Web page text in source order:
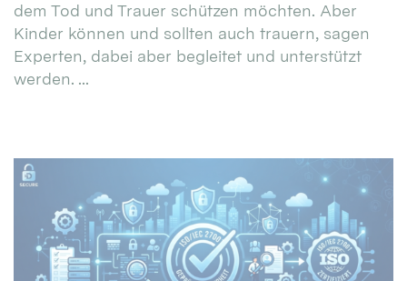
dem Tod und Trauer schützen möchten. Aber
Kinder können und sollten auch trauern, sagen
Experten, dabei aber begleitet und unterstützt
werden. ...